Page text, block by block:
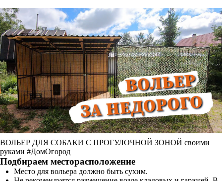
ВОЛЬЕР ДЛЯ СОБАКИ С ПРОГУЛОЧНОЙ ЗОНОЙ своими
руками #ДомОгород
Подбираем месторасположение
Место для вольера должно быть сухим.